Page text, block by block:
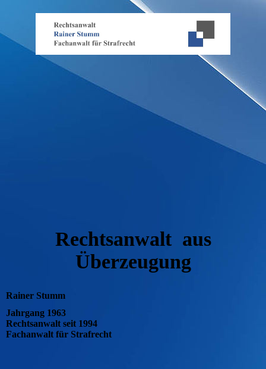
Rechtsanwalt aus
Überzeugung
Rainer Stumm
Jahrgang 1963
Rechtsanwalt seit 1994
Fachanwalt für Strafrecht